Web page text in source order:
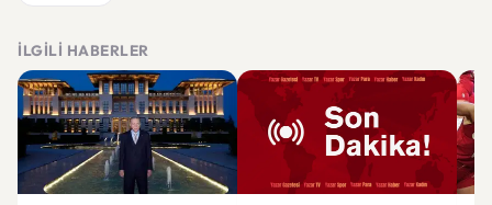
İLGILI HABERLER